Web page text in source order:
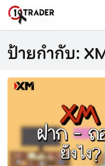
ป้ายกำกับ: